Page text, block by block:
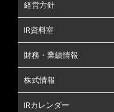
経営方針
IR資料室
財務・業績情報
株式情報
IRカレンダー